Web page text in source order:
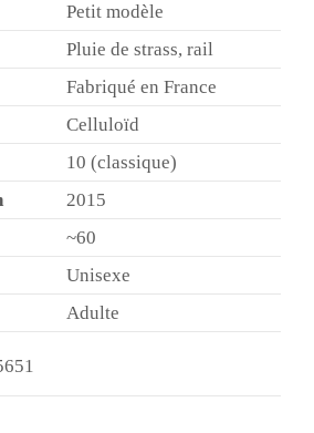
Petit modèle
Pluie de strass, rail
Fabriqué en France
Celluloïd
10 (classique)
2015
~60
Unisexe
Adulte